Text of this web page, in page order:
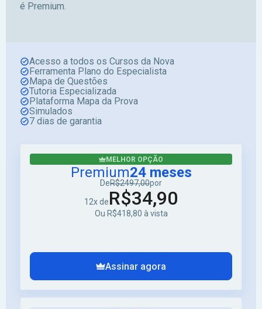
é Premium.
Acesso a todos os Cursos da Nova
Ferramenta Plano do Especialista
Mapa de Questões
Tutoria Especializada
Plataforma Mapa da Prova
Simulados
7 dias de garantia
MELHOR OPÇÃO
Premium24 meses
DeR$2497,00por
12x deR$34,90
Ou R$418,80 à vista
Assinar agora